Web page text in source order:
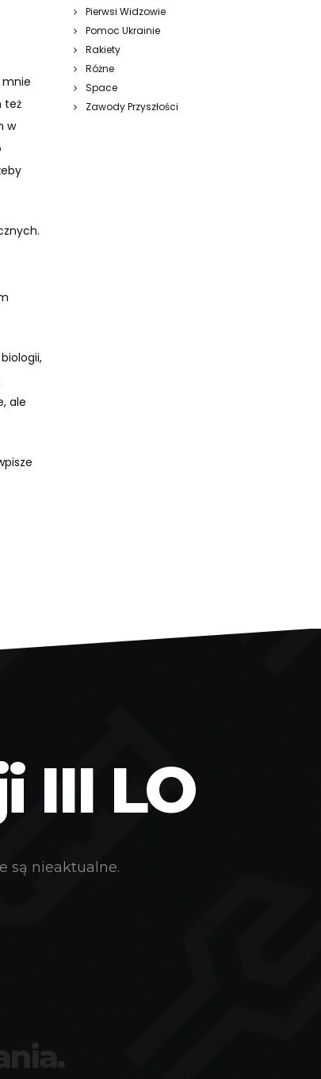
mnie
też
w
ale
Pierwsi Widzowie
Pomoc Ukrainie
Rakiety
Różne
Space
Zawody Przyszłości
III LO
są nieaktualne.